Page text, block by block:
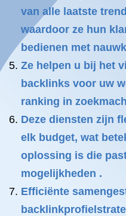
van alle laatste
waardoor ze hun
bedienen met
Ze helpen u bij het
backlinks voor uw
ranking in
Deze diensten zijn
elk budget, wat
oplossing is die
mogelijkheden .
Efficiënte